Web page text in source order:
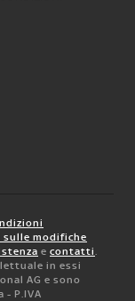
modifiche
e contatti.
in essi
AG e sono
- P.IVA